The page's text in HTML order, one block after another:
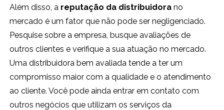
Além disso, a reputação da distribuidora no
mercado é um fator que não pode ser negligenciado.
Pesquise sobre a empresa, busque avaliações de
outros clientes e verifique a sua atuação no mercado.
Uma distribuidora bem avaliada tende a ter um
compromisso maior com a qualidade e o atendimento
ao cliente. Você pode ainda entrar em contato com
outros negócios que utilizam os serviços da